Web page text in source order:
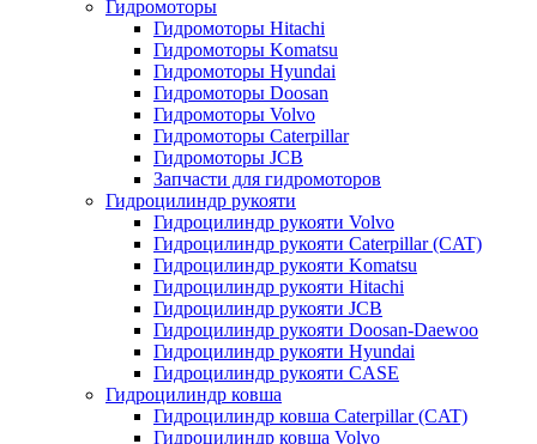
Гидромоторы
Гидромоторы Hitachi
Гидромоторы Komatsu
Гидромоторы Hyundai
Гидромоторы Doosan
Гидромоторы Volvo
Гидромоторы Caterpillar
Гидромоторы JCB
Запчасти для гидромоторов
Гидроцилиндр рукояти
Гидроцилиндр рукояти Volvo
Гидроцилиндр рукояти Caterpillar (CAT)
Гидроцилиндр рукояти Komatsu
Гидроцилиндр рукояти Hitachi
Гидроцилиндр рукояти JCB
Гидроцилиндр рукояти Doosan-Daewoo
Гидроцилиндр рукояти Hyundai
Гидроцилиндр рукояти CASE
Гидроцилиндр ковша
Гидроцилиндр ковша Caterpillar (CAT)
Гидроцилиндр ковша Volvo